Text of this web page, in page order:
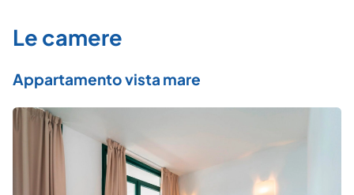
Le camere
Appartamento vista mare